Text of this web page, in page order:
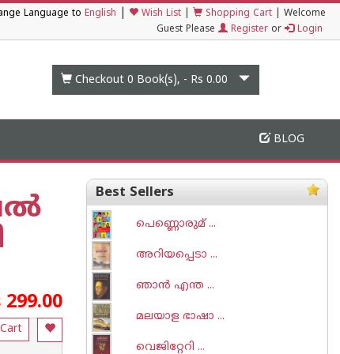
Language to English Wish List Shopping Cart
Welcome
Guest Please
Register or Login
Checkout 0 Book(s), - Rs 0.00
BLOG
299.00
Best Sellers
പെണ്ണൊരുമ് ...
അറിയപ്പെടാ ...
ഞാന്‍ എന്ത ...
മലയാള ഭാഷാ ...
വെജിറ്റേറി ...